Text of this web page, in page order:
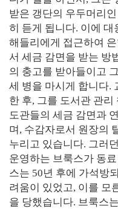
받은 갱단의 우두머리
히 듣게 됩니다. 이에
해들리에게 접근하여
서 세금 감면을 받는 방
의 충고를 받아들이고
세 병을 마시게 합니다.
한 후, 그를 도서관 관
도관들의 세금 감면과
며, 수감자로서 원장의
누리고 있습니다. 그러
운영하는 브룩스가 동
스는 50년 후에 가석방
려움이 있었고, 이를 모
을 당했습니다. 브룩스